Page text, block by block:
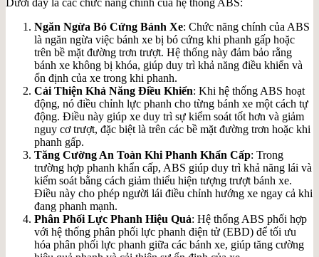
Dưới đây là các chức năng chính của hệ thống ABS:
Ngăn Ngừa Bó Cứng Bánh Xe: Chức năng chính của ABS
là ngăn ngừa việc bánh xe bị bó cứng khi phanh gấp hoặc
trên bề mặt đường trơn trượt. Hệ thống này đảm bảo rằng
bánh xe không bị khóa, giúp duy trì khả năng điều khiển và
ổn định của xe trong khi phanh.
Cải Thiện Khả Năng Điều Khiển: Khi hệ thống ABS hoạt
động, nó điều chỉnh lực phanh cho từng bánh xe một cách tự
động. Điều này giúp xe duy trì sự kiểm soát tốt hơn và giảm
nguy cơ trượt, đặc biệt là trên các bề mặt đường trơn hoặc khi
phanh gấp.
Tăng Cường An Toàn Khi Phanh Khẩn Cấp: Trong
trường hợp phanh khẩn cấp, ABS giúp duy trì khả năng lái và
kiểm soát bằng cách giảm thiểu hiện tượng trượt bánh xe.
Điều này cho phép người lái điều chỉnh hướng xe ngay cả khi
đang phanh mạnh.
Phân Phối Lực Phanh Hiệu Quả: Hệ thống ABS phối hợp
với hệ thống phân phối lực phanh điện tử (EBD) để tối ưu
hóa phân phối lực phanh giữa các bánh xe, giúp tăng cường